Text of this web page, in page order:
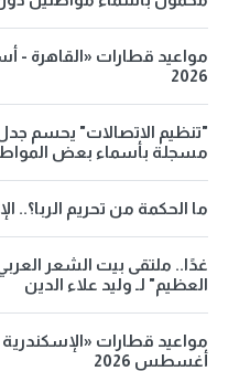
2026
"تنظيم الاتصالات" يحسم
مسجلة بأسماء بعض
ما الحكمة من تحريم الربا؟..
غدًا.. ملتقى بيت الشعر
العظيم" لـ وليد علاء الدين
أغسطس 2026